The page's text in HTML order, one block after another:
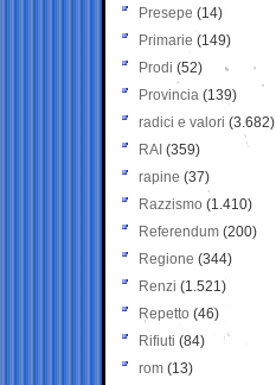
Presepe (14)
Primarie (149)
Prodi (52)
Provincia (139)
radici e valori (3.682)
RAI (359)
rapine (37)
Razzismo (1.410)
Referendum (200)
Regione (344)
Renzi (1.521)
Repetto (46)
Rifiuti (84)
rom (13)